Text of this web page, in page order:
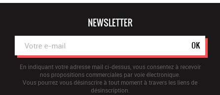
NEWSLETTER
OK
En indiquant votre adresse mail ci-dessus, vous consentez à recevoir
nos propositions commerciales par voie électronique.
Vous pourrez vous désinscrire à tout moment à travers les liens de
désinscription.